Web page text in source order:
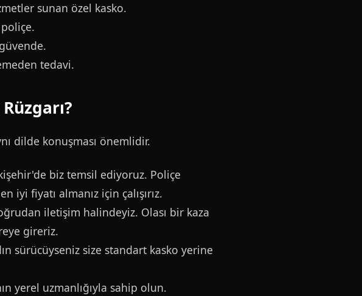
sunan özel kasko.
tedavi.
dilde konuşması önemlidir.
biz temsil ediyoruz. Poliçe
iyi fiyatı almanız için çalışırız.
iletişim halindeyiz. Olası bir kaza
gireriz.
sürücüyseniz size standart kasko yerine
yerel uzmanlığıyla sahip olun.